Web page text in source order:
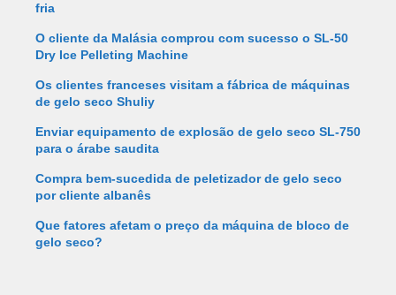
fria
O cliente da Malásia comprou com sucesso o SL-50
Dry Ice Pelleting Machine
Os clientes franceses visitam a fábrica de máquinas
de gelo seco Shuliy
Enviar equipamento de explosão de gelo seco SL-750
para o árabe saudita
Compra bem-sucedida de peletizador de gelo seco
por cliente albanês
Que fatores afetam o preço da máquina de bloco de
gelo seco?